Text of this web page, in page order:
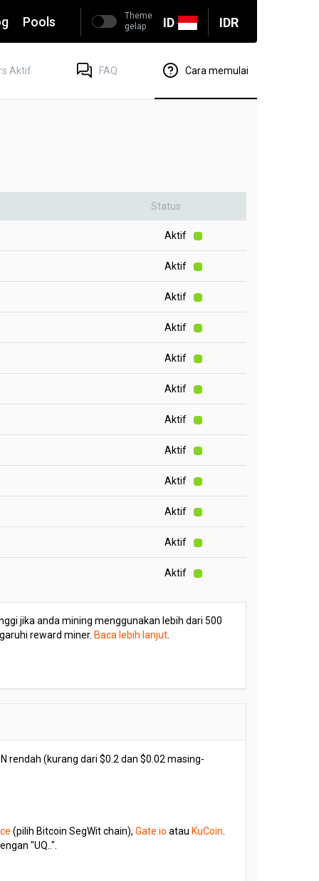
ID IDR
Pools
Theme
gelap
Aktif FAQ Cara memulai
Status
Aktif
Aktif
Aktif
Aktif
Aktif
Aktif
Aktif
Aktif
Aktif
Aktif
Aktif
Aktif
jika anda mining menggunakan lebih dari 500
reward miner. Baca lebih lanjut
rendah (kurang dari $0.2 dan $0.02 masing-
(pilih Bitcoin SegWit chain), Gate.io atau KuCoin
"UQ..".